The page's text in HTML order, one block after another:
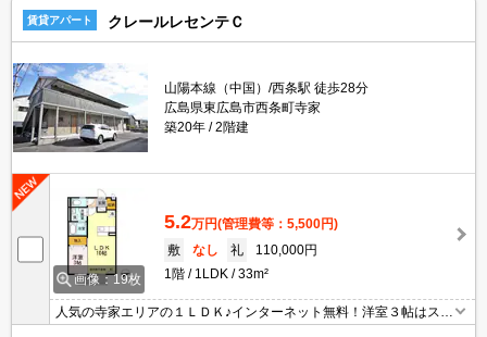
賃貸アパート クレールレセンテＣ
山陽本線（中国）/西条駅 徒歩28分
広島県東広島市西条町寺家
築20年
2階建
画像：19枚
5.2万円(管理費等：5,500円)
敷
なし 礼
110,000円
1階
1LDK 33m²
人気の寺家エリアの１ＬＤＫ♪インターネット無料！洋室３帖はスク
リーンパネルでお部屋を区切れますので急な来客でもプライベート